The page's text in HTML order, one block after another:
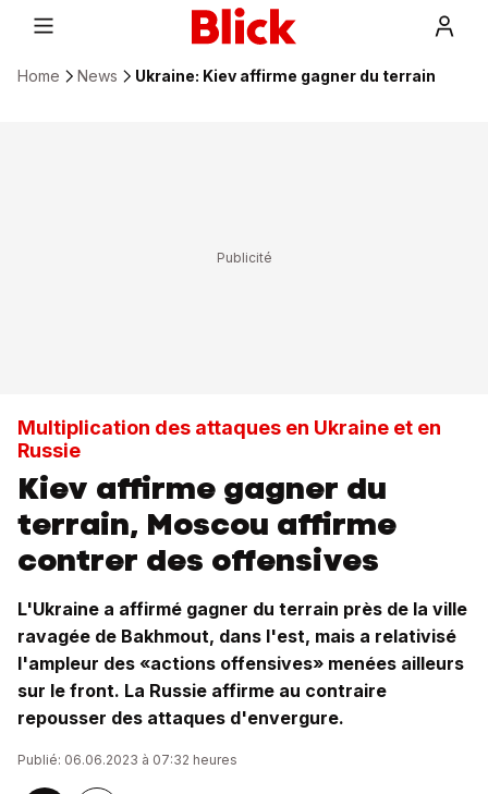
Home News Ukraine: Kiev affirme gagner du terrain
Multiplication des attaques en Ukraine et en
Russie
Kiev affirme gagner du
terrain, Moscou affirme
contrer des offensives
L'Ukraine a affirmé gagner du terrain près de la ville
ravagée de Bakhmout, dans l'est, mais a relativisé
l'ampleur des «actions offensives» menées ailleurs
sur le front. La Russie affirme au contraire
repousser des attaques d'envergure.
Publié: 06.06.2023 à 07:32 heures